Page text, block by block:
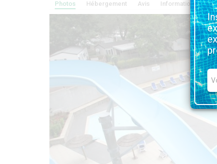
Photos Hébergement Avis Information,